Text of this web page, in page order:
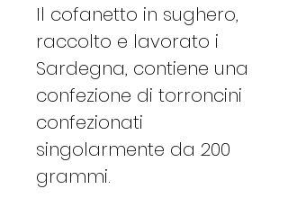
Il cofanetto in sughero,
raccolto e lavorato i
Sardegna, contiene una
confezione di torroncini
confezionati
singolarmente da 200
grammi.